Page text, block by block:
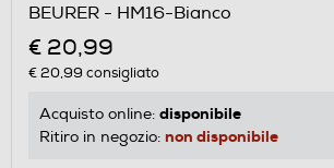
BEURER - HM16-Bianco
€ 20,99
€ 20,99 consigliato
Acquisto online: disponibile
Ritiro in negozio: non disponibile